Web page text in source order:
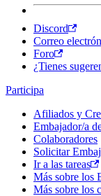
Discord
Correo
Foro
¿Tienes
Participa
Afiliados y
Embajador/a
Colaboradores
Solicitar
Ir a las tareas
Más sobre los
Más sobre los